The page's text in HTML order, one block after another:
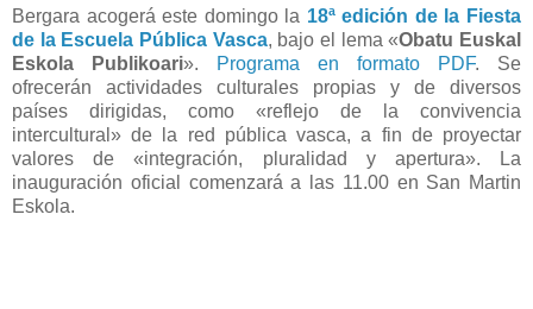
Bergara acogerá este domingo la 18ª edición de la Fiesta
de la Escuela Pública Vasca, bajo el lema «Obatu Euskal
Eskola Publikoari». Programa en formato PDF. Se
ofrecerán actividades culturales propias y de diversos
países dirigidas, como «reflejo de la convivencia
intercultural» de la red pública vasca, a fin de proyectar
valores de «integración, pluralidad y apertura». La
inauguración oficial comenzará a las 11.00 en San Martin
Eskola.